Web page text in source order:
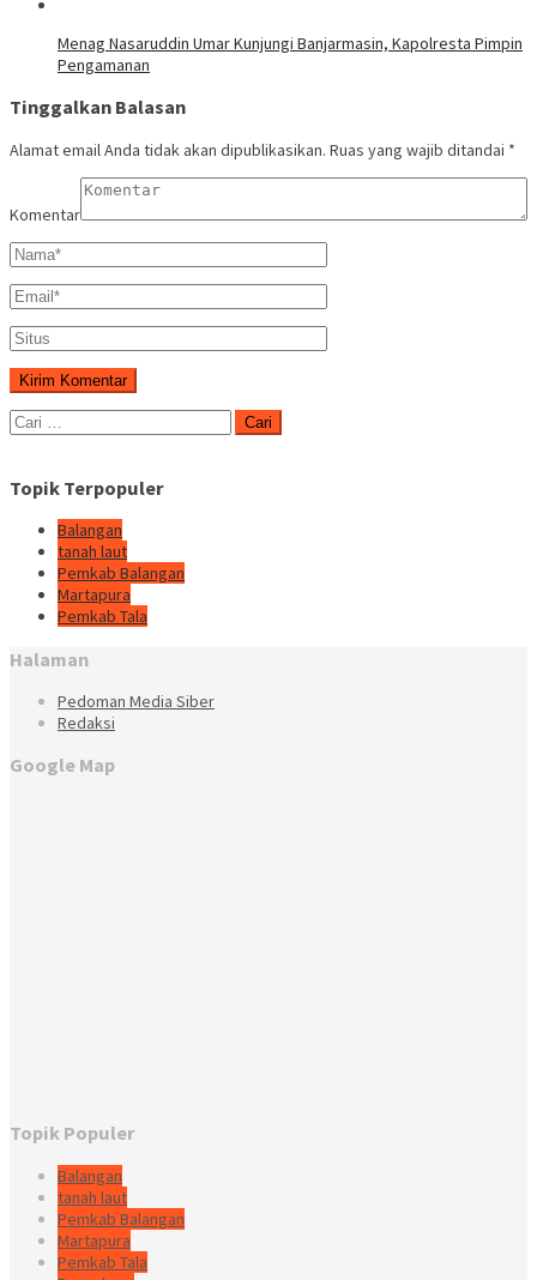
Menag Nasaruddin Umar Kunjungi Banjarmasin, Kapolresta Pimpin
Pengamanan
Tinggalkan Balasan
Alamat email Anda tidak akan dipublikasikan. Ruas yang wajib ditandai *
Komentar
Cari
untuk:
Topik Terpopuler
Balangan
tanah laut
Pemkab Balangan
Martapura
Pemkab Tala
Halaman
Pedoman Media Siber
Redaksi
Google Map
Topik Populer
Balangan
tanah laut
Pemkab Balangan
Martapura
Pemkab Tala